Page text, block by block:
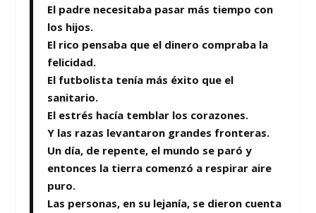
El padre necesitaba pasar más tiempo con
los hijos.
El rico pensaba que el dinero compraba la
felicidad.
El futbolista tenía más éxito que el
sanitario.
El estrés hacía temblar los corazones.
Y las razas levantaron grandes fronteras.
Un día, de repente, el mundo se paró y
entonces la tierra comenzó a respirar aire
puro.
Las personas, en su lejanía, se dieron cuenta